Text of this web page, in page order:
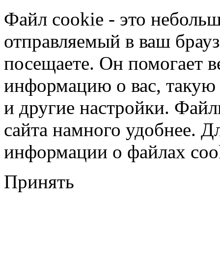
Файл cookie - это
отправляемый в ваш
посещаете. Он помогает
информацию о вас, такую
и другие настройки.
сайта намного удобнее.
информации о файлах
Принять